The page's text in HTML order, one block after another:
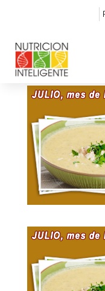
porWeb Admin NI